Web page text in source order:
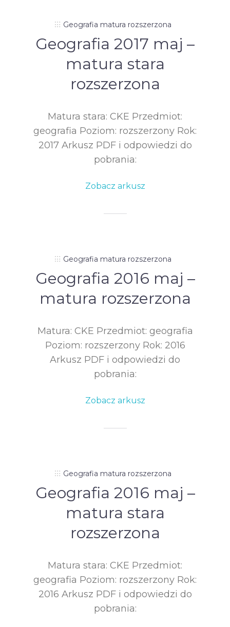
Geografia matura rozszerzona
Geografia 2017 maj –
matura stara
rozszerzona
Matura stara: CKE Przedmiot:
geografia Poziom: rozszerzony Rok:
2017 Arkusz PDF i odpowiedzi do
pobrania:
Zobacz arkusz
Geografia matura rozszerzona
Geografia 2016 maj –
matura rozszerzona
Matura: CKE Przedmiot: geografia
Poziom: rozszerzony Rok: 2016
Arkusz PDF i odpowiedzi do
pobrania:
Zobacz arkusz
Geografia matura rozszerzona
Geografia 2016 maj –
matura stara
rozszerzona
Matura stara: CKE Przedmiot:
geografia Poziom: rozszerzony Rok:
2016 Arkusz PDF i odpowiedzi do
pobrania: